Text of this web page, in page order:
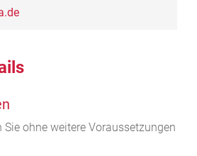
Sie ohne weitere Voraussetzungen